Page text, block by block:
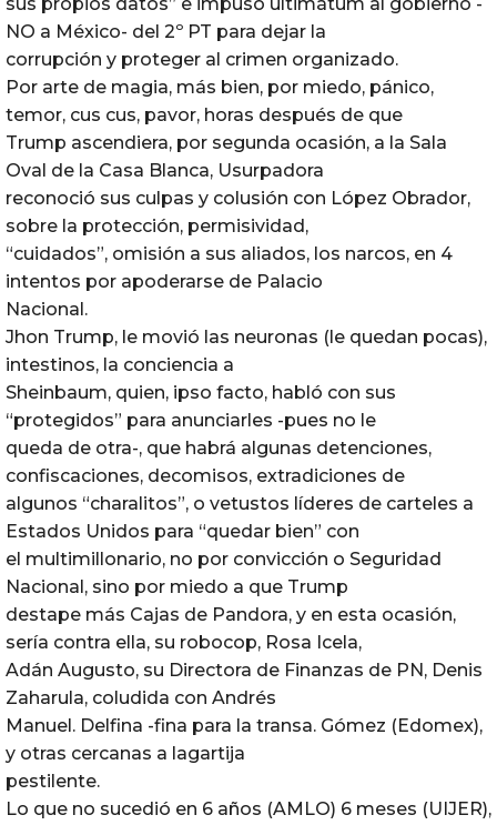
NO a México- del 2º PT para dejar la
corrupción y proteger al crimen organizado.
Por arte de magia, más bien, por miedo, pánico,
temor, cus cus, pavor, horas después de que
Trump ascendiera, por segunda ocasión, a la Sala
Oval de la Casa Blanca, Usurpadora
reconoció sus culpas y colusión con López Obrador,
sobre la protección, permisividad,
“cuidados”, omisión a sus aliados, los narcos, en 4
intentos por apoderarse de Palacio
Nacional.
Jhon Trump, le movió las neuronas (le quedan pocas),
intestinos, la conciencia a
Sheinbaum, quien, ipso facto, habló con sus
“protegidos” para anunciarles -pues no le
queda de otra-, que habrá algunas detenciones,
confiscaciones, decomisos, extradiciones de
algunos “charalitos”, o vetustos líderes de carteles a
Estados Unidos para “quedar bien” con
el multimillonario, no por convicción o Seguridad
Nacional, sino por miedo a que Trump
destape más Cajas de Pandora, y en esta ocasión,
sería contra ella, su robocop, Rosa Icela,
Adán Augusto, su Directora de Finanzas de PN, Denis
Zaharula, coludida con Andrés
Manuel. Delfina -fina para la transa. Gómez (Edomex),
y otras cercanas a lagartija
pestilente.
Lo que no sucedió en 6 años (AMLO) 6 meses (UIJER),